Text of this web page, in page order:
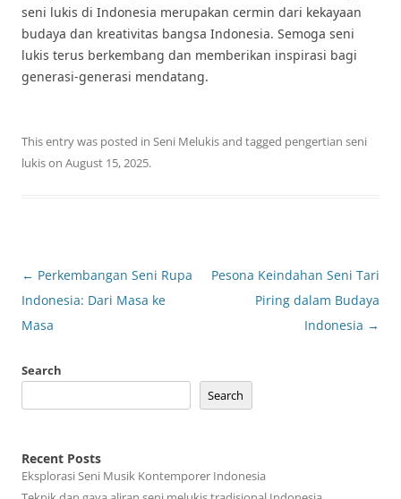
seni lukis di Indonesia merupakan cermin dari kekayaan
budaya dan kreativitas bangsa Indonesia. Semoga seni
lukis terus berkembang dan memberikan inspirasi bagi
generasi-generasi mendatang.
This entry was posted in Seni Melukisand tagged pengertian seni
lukison August 15, 2025.
Post
navigation
← Perkembangan Seni Rupa
Indonesia: Dari Masa ke
Masa
Pesona Keindahan Seni Tari
Piring dalam Budaya
Indonesia →
Search
Search
Recent Posts
Eksplorasi Seni Musik Kontemporer Indonesia